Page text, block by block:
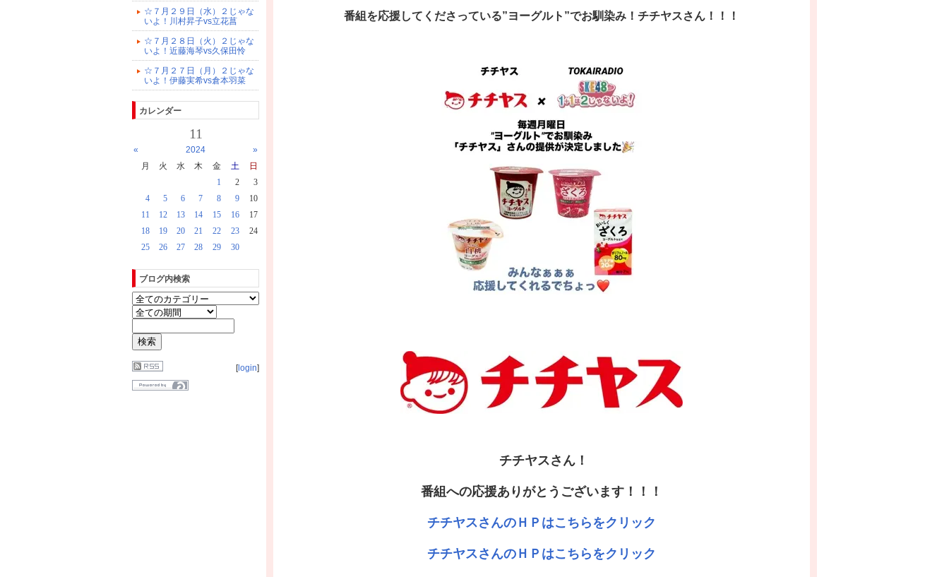
☆７月２９日（水）２じゃな
いよ！川村昇子vs立花菖
☆７月２８日（火）２じゃな
いよ！近藤海琴vs久保田怜
☆７月２７日（月）２じゃな
いよ！伊藤実希vs倉本羽菜
カレンダー
11
« 2024
»
月
火 水 木 金 土
日
1
2
3
4
5 6 7 8 9
10
11
12 13 14 15 16
17
18
19 20 21 22 23
24
25
26 27 28 29 30
ブログ内検索
[login]
番組を応援してくださっている”ヨーグルト”でお馴染み！チチヤスさん！！！
チチヤスさん！
番組への応援ありがとうございます！！！
チチヤスさんのＨＰはこちらをクリック
チチヤスさんのＨＰはこちらをクリック